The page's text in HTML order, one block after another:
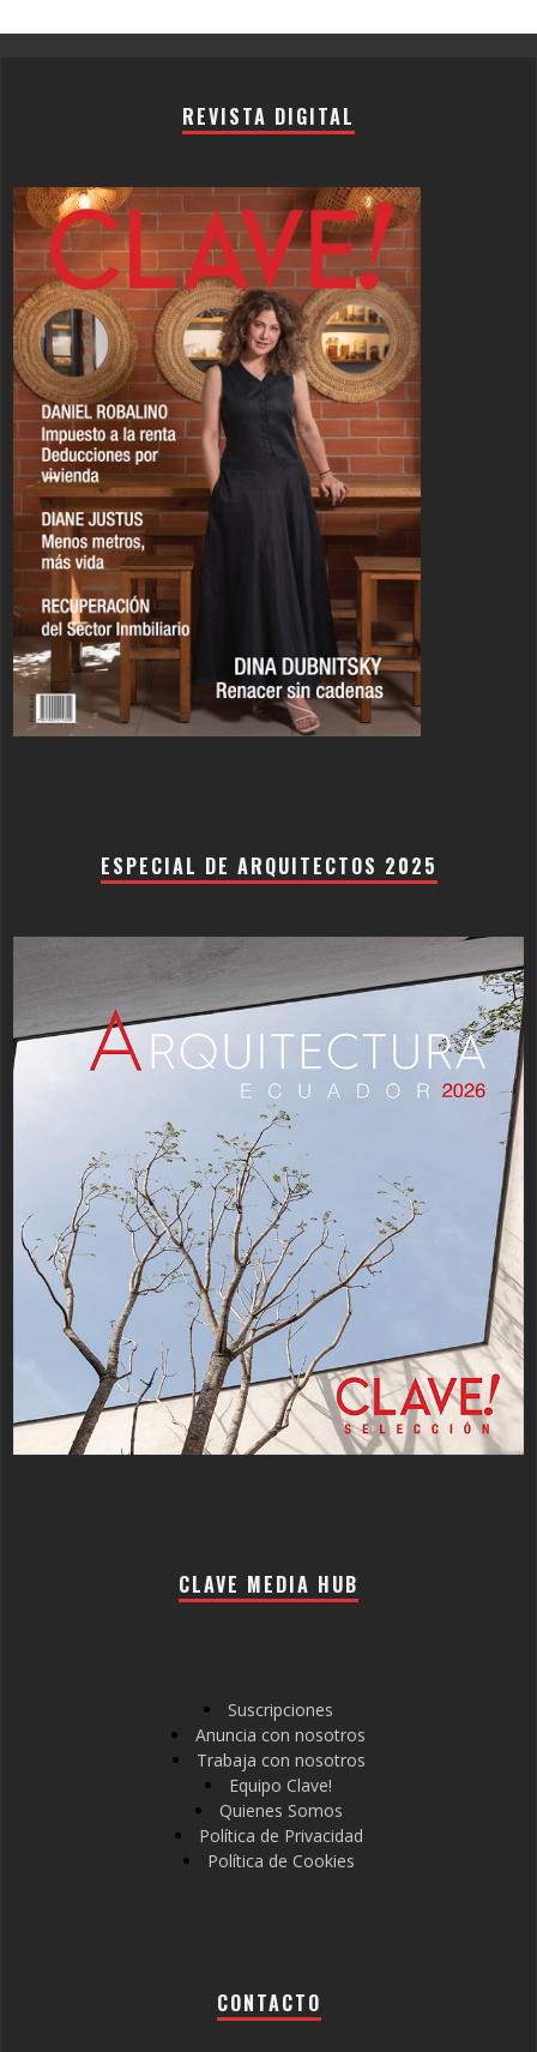
REVISTA DIGITAL
ESPECIAL DE ARQUITECTOS 2025
CLAVE MEDIA HUB
Suscripciones
Anuncia con nosotros
Trabaja con nosotros
Equipo Clave!
Quienes Somos
Política de Privacidad
Política de Cookies
CONTACTO